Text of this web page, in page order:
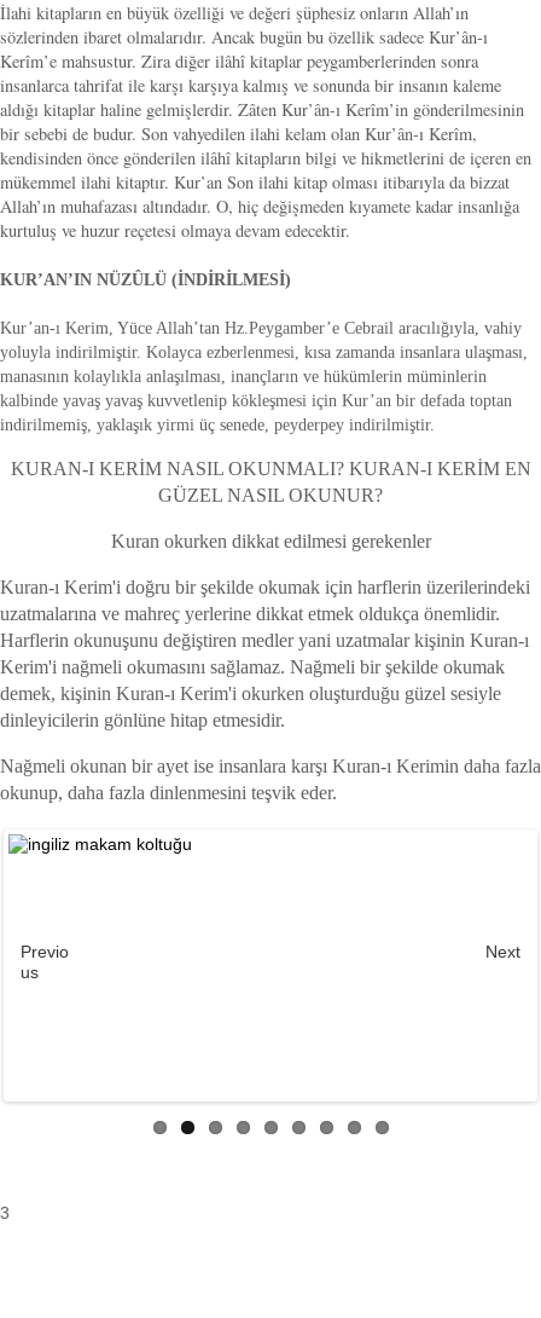
İlahi kitapların en büyük özelliği ve değeri şüphesiz onların Allah’ın
sözlerinden ibaret olmalarıdır. Ancak bugün bu özellik sadece Kur’ân-ı
Kerîm’e mahsustur. Zira diğer ilâhî kitaplar peygamberlerinden sonra
insanlarca tahrifat ile karşı karşıya kalmış ve sonunda bir insanın kaleme
aldığı kitaplar haline gelmişlerdir. Zâten Kur’ân-ı Kerîm’in gönderilmesinin
bir sebebi de budur. Son vahyedilen ilahi kelam olan Kur’ân-ı Kerîm,
kendisinden önce gönderilen ilâhî kitapların bilgi ve hikmetlerini de içeren en
mükemmel ilahi kitaptır. Kur’an Son ilahi kitap olması itibarıyla da bizzat
Allah’ın muhafazası altındadır. O, hiç değişmeden kıyamete kadar insanlığa
kurtuluş ve huzur reçetesi olmaya devam edecektir.
KUR’AN’IN NÜZÛLÜ (İNDİRİLMESİ)
Kur’an-ı Kerim, Yüce Allah’tan Hz.Peygamber’e Cebrail aracılığıyla, vahiy
yoluyla indirilmiştir. Kolayca ezberlenmesi, kısa zamanda insanlara ulaşması,
manasının kolaylıkla anlaşılması, inançların ve hükümlerin müminlerin
kalbinde yavaş yavaş kuvvetlenip kökleşmesi için Kur’an bir defada toptan
indirilmemiş, yaklaşık yirmi üç senede, peyderpey indirilmiştir.
KURAN-I KERİM NASIL OKUNMALI? KURAN-I KERİM EN
GÜZEL NASIL OKUNUR?
Kuran okurken dikkat edilmesi gerekenler
Kuran-ı Kerim'i doğru bir şekilde okumak için harflerin üzerilerindeki
uzatmalarına ve mahreç yerlerine dikkat etmek oldukça önemlidir.
Harflerin okunuşunu değiştiren medler yani uzatmalar kişinin Kuran-ı
Kerim'i nağmeli okumasını sağlamaz. Nağmeli bir şekilde okumak
demek, kişinin Kuran-ı Kerim'i okurken oluşturduğu güzel sesiyle
dinleyicilerin gönlüne hitap etmesidir.
Nağmeli okunan bir ayet ise insanlara karşı Kuran-ı Kerimin daha fazla
okunup, daha fazla dinlenmesini teşvik eder.
Previo
us
Next
3